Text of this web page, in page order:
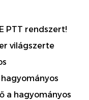
PTT rendszert!
világszerte
a hagyományos